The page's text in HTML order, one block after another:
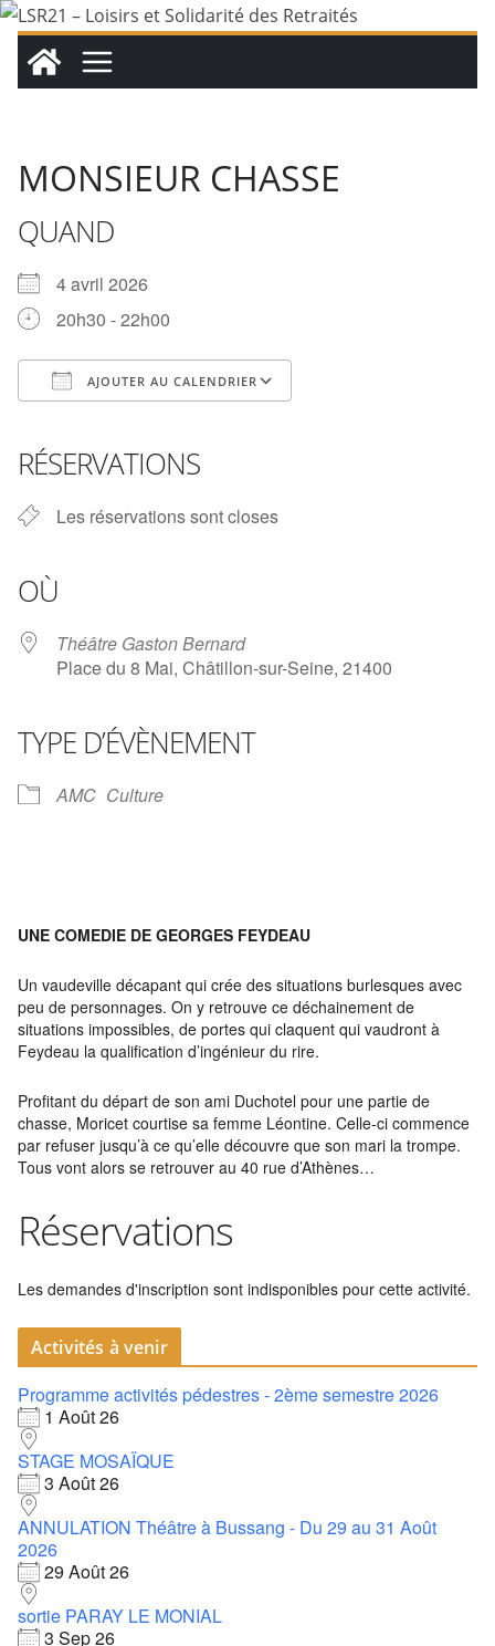
Passer
contenu
MONSIEUR CHASSE
QUAND
4 avril 2026
20h30 - 22h00
AJOUTER AU CALENDRIER
RÉSERVATIONS
Les réservations sont closes
OÙ
Théâtre Gaston Bernard
Place du 8 Mai, Châtillon-sur-Seine, 21400
TYPE D’ÉVÈNEMENT
AMC Culture
UNE COMEDIE DE GEORGES FEYDEAU
Un vaudeville décapant qui crée des situations burlesques avec
peu de personnages. On y retrouve ce déchainement de
situations impossibles, de portes qui claquent qui vaudront à
Feydeau la qualification d’ingénieur du rire.
Profitant du départ de son ami Duchotel pour une partie de
chasse, Moricet courtise sa femme Léontine. Celle-ci commence
par refuser jusqu’à ce qu’elle découvre que son mari la trompe.
Tous vont alors se retrouver au 40 rue d’Athènes…
Réservations
Les demandes d'inscription sont indisponibles pour cette activité.
Activités à venir
Programme activités pédestres - 2ème semestre 2026
1 Août 26
STAGE MOSAÏQUE
3 Août 26
ANNULATION Théâtre à Bussang - Du 29 au 31 Août
2026
29 Août 26
sortie PARAY LE MONIAL
3 Sep 26